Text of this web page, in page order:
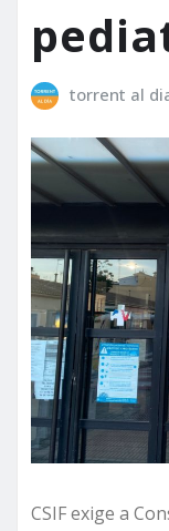
torrent al
CSIF exige a